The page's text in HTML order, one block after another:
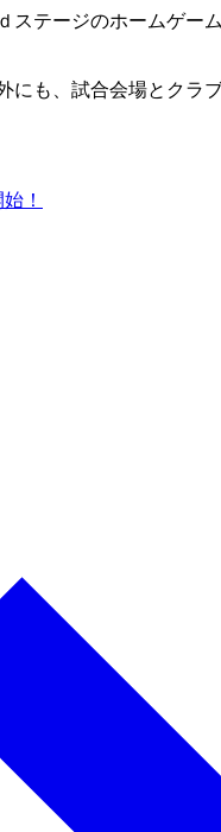
ステージのホームゲ
にも、試合会場とクラ
！